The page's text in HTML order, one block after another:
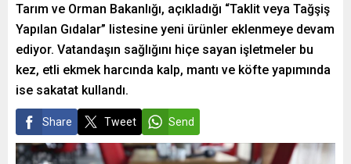
Tarım ve Orman Bakanlığı, açıkladığı “Taklit veya Tağşiş
Yapılan Gıdalar” listesine yeni ürünler eklenmeye devam
ediyor. Vatandaşın sağlığını hiçe sayan işletmeler bu
kez, etli ekmek harcında kalp, mantı ve köfte yapımında
ise sakatat kullandı.
Share Tweet Send